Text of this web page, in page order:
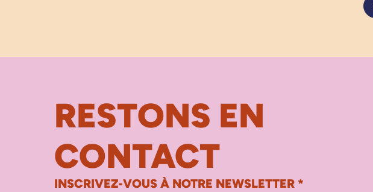
RESTONS EN
CONTACT
INSCRIVEZ-VOUS À NOTRE NEWSLETTER *